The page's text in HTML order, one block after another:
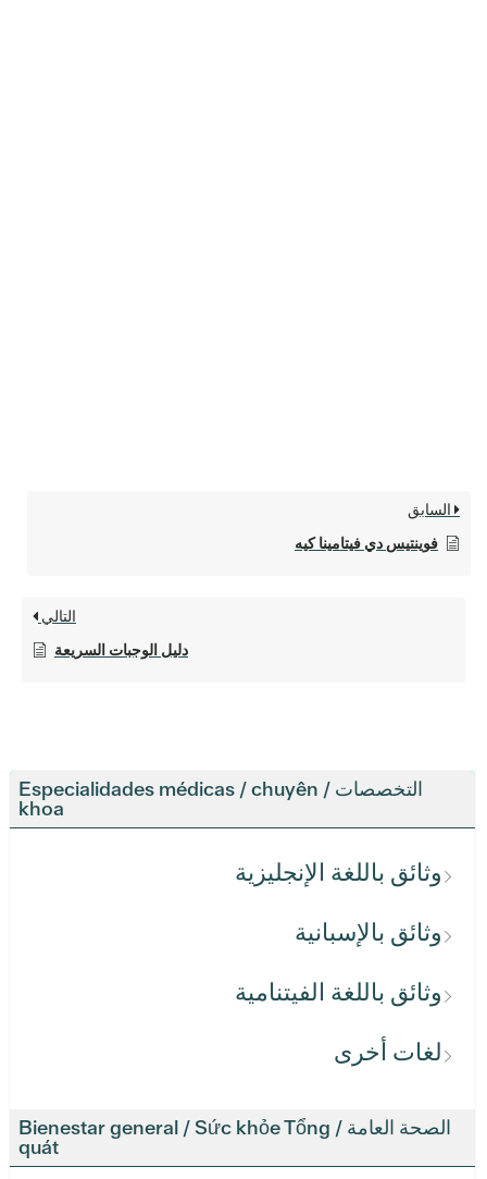
التخصصات / Especialidades médicas / chuyên
khoa
وثائق باللغة الإنجليزية
وثائق بالإسبانية
وثائق باللغة الفيتنامية
لغات أخرى
الصحة العامة / Bienestar general / Sức khỏe Tổng
quát
السابق
فوينتيس دي فيتامينا كيه
التالي
دليل الوجبات السريعة